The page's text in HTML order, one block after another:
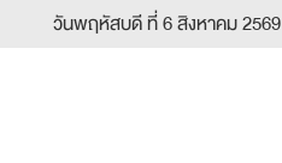
วันพฤหัสบดี ที่ 6 สิงหาคม 2569